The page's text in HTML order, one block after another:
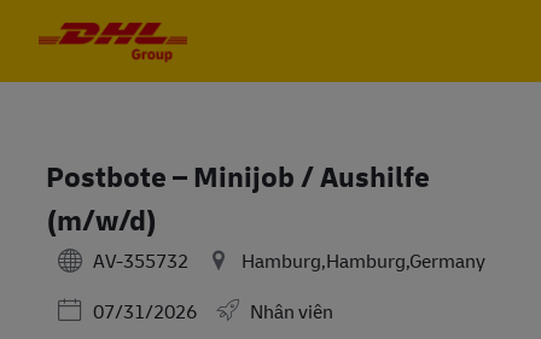
Postbote – Minijob / Aushilfe
(m/w/d)
AV-355732
Hamburg,Hamburg,Germany
Posted Date
07/31/2026
Nhân viên